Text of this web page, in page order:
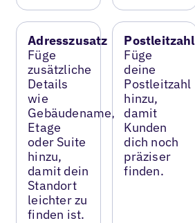
Adresszusatz
Füge
zusätzliche
Details
wie
Gebäudename,
Etage
oder Suite
hinzu,
damit dein
Standort
leichter zu
finden ist.
Postleitzahl
Füge
deine
Postleitzahl
hinzu,
damit
Kunden
dich noch
präziser
finden.